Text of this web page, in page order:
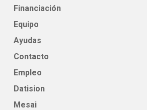
Financiación
Equipo
Ayudas
Contacto
Empleo
Datision
Mesai